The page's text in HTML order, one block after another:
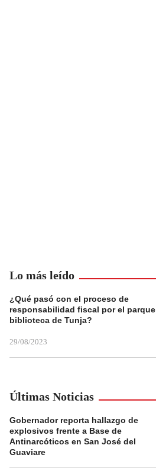
Lo más leído
¿Qué pasó con el proceso de
responsabilidad fiscal por el parque
biblioteca de Tunja?
29/08/2023
Últimas Noticias
Gobernador reporta hallazgo de
explosivos frente a Base de
Antinarcóticos en San José del
Guaviare